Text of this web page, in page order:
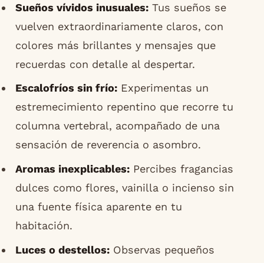
Sueños vívidos inusuales:Tus sueños se
vuelven extraordinariamente claros, con
colores más brillantes y mensajes que
recuerdas con detalle al despertar.
Escalofríos sin frío:Experimentas un
estremecimiento repentino que recorre tu
columna vertebral, acompañado de una
sensación de reverencia o asombro.
Aromas inexplicables:Percibes fragancias
dulces como flores, vainilla o incienso sin
una fuente física aparente en tu
habitación.
Luces o destellos:Observas pequeños